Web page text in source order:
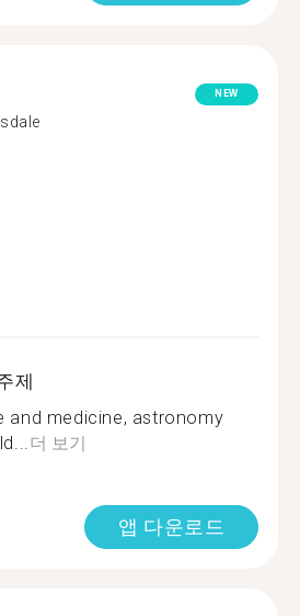
NEW
제
and medicine, astronomy
더 보기
앱 다운로드